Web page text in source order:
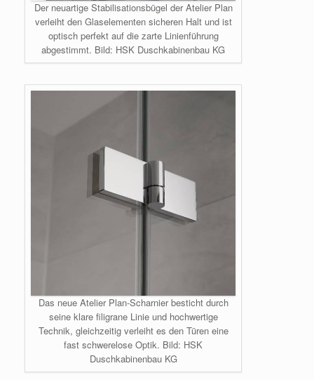
Der neuartige Stabilisationsbügel der Atelier Plan
verleiht den Glaselementen sicheren Halt und ist
optisch perfekt auf die zarte Linienführung
abgestimmt. Bild: HSK Duschkabinenbau KG
Das neue Atelier Plan-Scharnier besticht durch
seine klare filigrane Linie und hochwertige
Technik, gleichzeitig verleiht es den Türen eine
fast schwerelose Optik. Bild: HSK
Duschkabinenbau KG